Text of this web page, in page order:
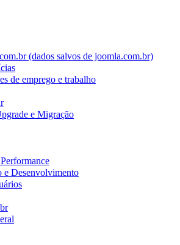
(dados salvos de joomla.com.br)
de emprego e trabalho
e Migração
Desenvolvimento